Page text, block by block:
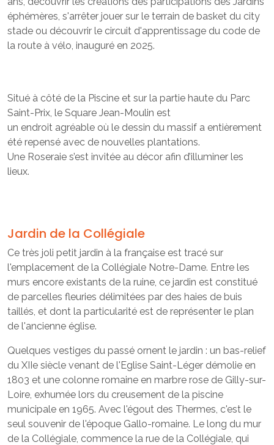
éphémères, s'arrêter jouer sur le terrain de basket du city
stade ou découvrir le circuit d'apprentissage du code de
la route à vélo, inauguré en 2025.
Situé à côté de la Piscine et sur la partie haute du Parc
Saint-Prix, le Square Jean-Moulin est
un endroit agréable où le dessin du massif a entièrement
été repensé avec de nouvelles plantations.
Une Roseraie s’est invitée au décor afin d’illuminer les
lieux.
Jardin de la Collégiale
Ce très joli petit jardin à la française est tracé sur
l'emplacement de la Collégiale Notre-Dame. Entre les
murs encore existants de la ruine, ce jardin est constitué
de parcelles fleuries délimitées par des haies de buis
taillés, et dont la particularité est de représenter le plan
de l'ancienne église.
Quelques vestiges du passé ornent le jardin : un bas-relief
du XIIe siècle venant de l'Eglise Saint-Léger démolie en
1803 et une colonne romaine en marbre rose de Gilly-sur-
Loire, exhumée lors du creusement de la piscine
municipale en 1965. Avec l'égout des Thermes, c'est le
seul souvenir de l'époque Gallo-romaine. Le long du mur
de la Collégiale, commence la rue de la Collégiale, qui